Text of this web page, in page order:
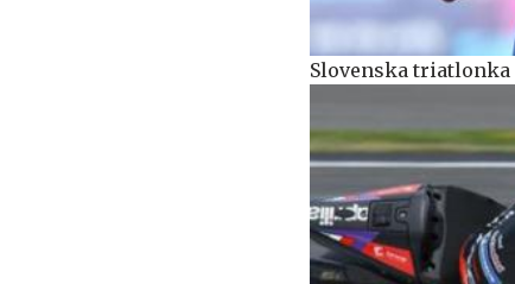
Slovenska triatlonka